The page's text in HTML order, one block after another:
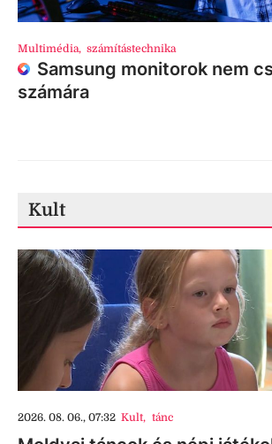
Multimédia, számítástechnika
Samsung monitorok nem
számára
Kult
2026. 08. 06., 07:32 Kult, tánc